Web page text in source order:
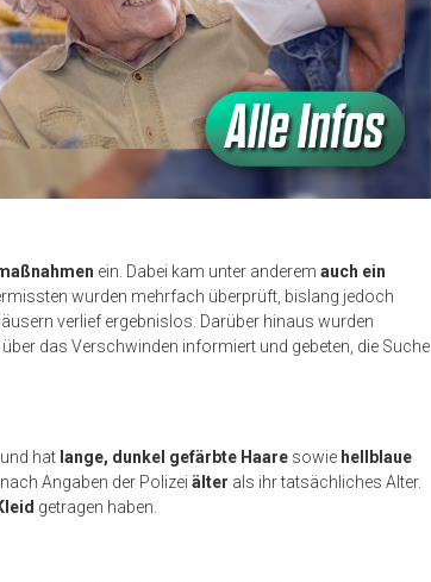
ein. Dabei kam unter anderem auch ein
wurden mehrfach überprüft, bislang jedoch
verlief ergebnislos. Darüber hinaus wurden
das Verschwinden informiert und gebeten, die Suche
und hat lange, dunkel gefärbte Haare sowie hellblaue
nach Angaben der Polizei älter als ihr tatsächliches Alter.
getragen haben.